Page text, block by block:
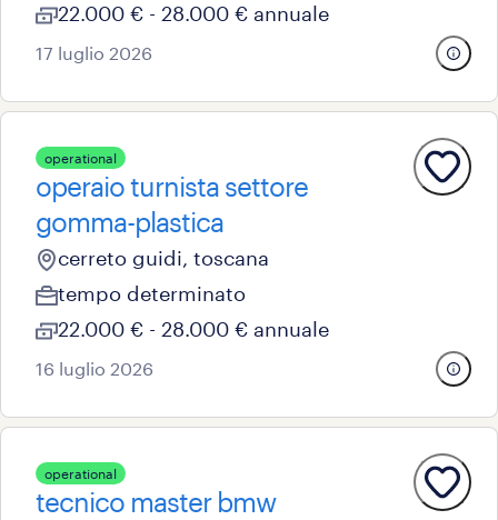
22.000 € - 28.000 € annuale
17 luglio 2026
operational
operaio turnista settore
gomma-plastica
cerreto guidi, toscana
tempo determinato
22.000 € - 28.000 € annuale
16 luglio 2026
operational
tecnico master bmw